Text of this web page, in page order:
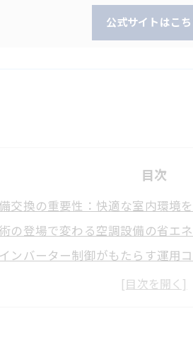
公式サイトはこち
目次
交換の重要性：快適な室内環境
の登場で変わる空調設備の省エ
ンバーター制御がもたらす運用
監視システムで実現するスマート